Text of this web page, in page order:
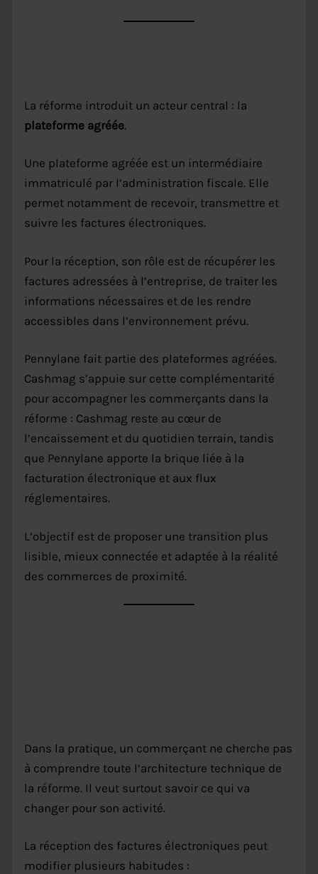
La réforme introduit un acteur central : la
plateforme agréée.
Une plateforme agréée est un intermédiaire
immatriculé par l’administration fiscale. Elle
permet notamment de recevoir, transmettre et
suivre les factures électroniques.
Pour la réception, son rôle est de récupérer les
factures adressées à l’entreprise, de traiter les
informations nécessaires et de les rendre
accessibles dans l’environnement prévu.
Pennylane fait partie des plateformes agréées.
Cashmag s’appuie sur cette complémentarité
pour accompagner les commerçants dans la
réforme : Cashmag reste au cœur de
l’encaissement et du quotidien terrain, tandis
que Pennylane apporte la brique liée à la
facturation électronique et aux flux
réglementaires.
L’objectif est de proposer une transition plus
lisible, mieux connectée et adaptée à la réalité
des commerces de proximité.
Dans la pratique, un commerçant ne cherche pas
à comprendre toute l’architecture technique de
la réforme. Il veut surtout savoir ce qui va
changer pour son activité.
La réception des factures électroniques peut
modifier plusieurs habitudes :